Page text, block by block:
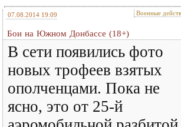
07.08.2014 19:09 Военные
Бои на Южном Донбассе (18+)
В сети появились фото
новых трофеев взятых
ополченцами. Пока не
ясно, это от 25-й